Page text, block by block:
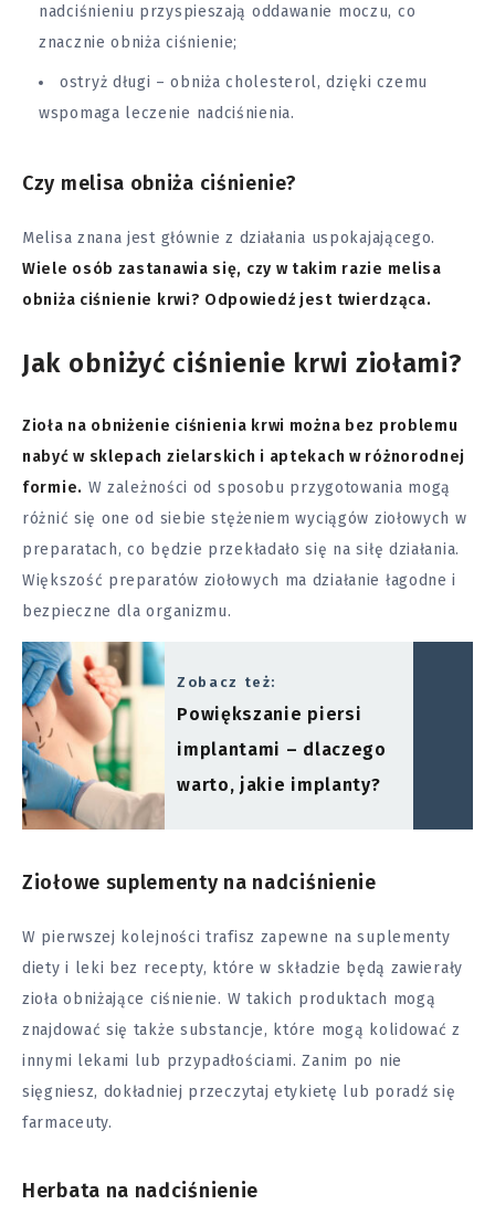
nadciśnieniu przyspieszają oddawanie moczu, co
znacznie obniża ciśnienie;
ostryż długi – obniża cholesterol, dzięki czemu
wspomaga leczenie nadciśnienia.
Czy melisa obniża ciśnienie?
Melisa znana jest głównie z działania uspokajającego.
Wiele osób zastanawia się, czy w takim razie melisa
obniża ciśnienie krwi? Odpowiedź jest twierdząca.
Jak obniżyć ciśnienie krwi ziołami?
Zioła na obniżenie ciśnienia krwi można bez problemu
nabyć w sklepach zielarskich i aptekach w różnorodnej
formie. W zależności od sposobu przygotowania mogą
różnić się one od siebie stężeniem wyciągów ziołowych w
preparatach, co będzie przekładało się na siłę działania.
Większość preparatów ziołowych ma działanie łagodne i
bezpieczne dla organizmu.
Zobacz też:
Powiększanie piersi
implantami – dlaczego
warto, jakie implanty?
Ziołowe suplementy na nadciśnienie
W pierwszej kolejności trafisz zapewne na suplementy
diety i leki bez recepty, które w składzie będą zawierały
zioła obniżające ciśnienie. W takich produktach mogą
znajdować się także substancje, które mogą kolidować z
innymi lekami lub przypadłościami. Zanim po nie
sięgniesz, dokładniej przeczytaj etykietę lub poradź się
farmaceuty.
Herbata na nadciśnienie